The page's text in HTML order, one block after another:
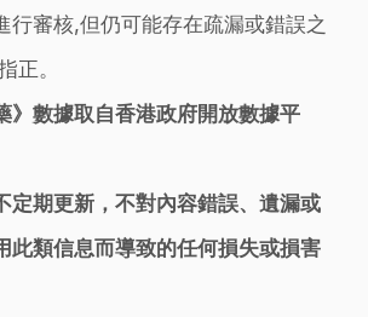
行審核,但仍可能存在疏漏或錯誤之
正。
》數據取自香港政府開放數據平
定期更新，不對內容錯誤、遺漏或
此類信息而導致的任何損失或損害